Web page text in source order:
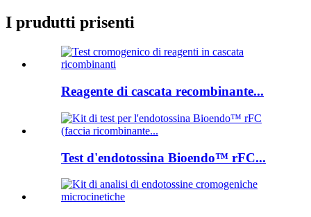
I prudutti prisenti
Reagente di cascata recombinante...
Test d'endotossina Bioendo™ rFC...